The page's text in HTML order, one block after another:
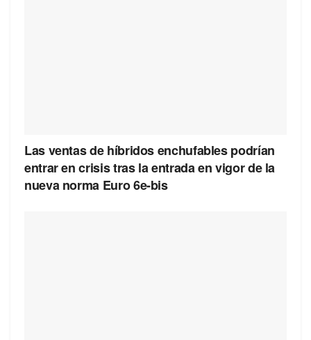
Las ventas de híbridos enchufables podrían
entrar en crisis tras la entrada en vigor de la
nueva norma Euro 6e-bis